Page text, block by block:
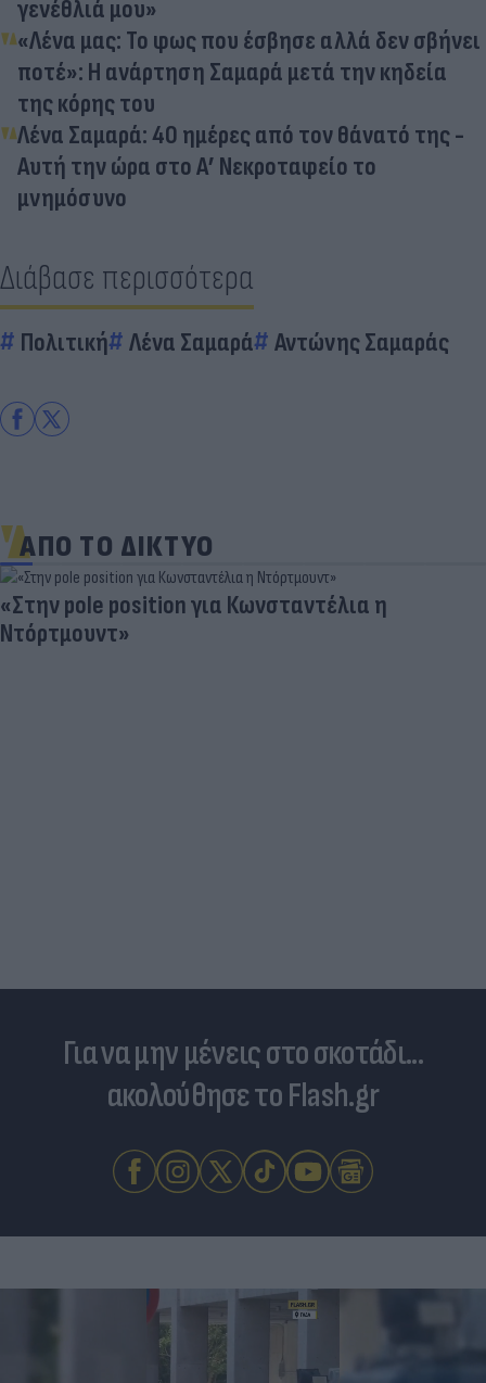
γενέθλιά μου»
«Λένα μας: Το φως που έσβησε αλλά δεν σβήνει
ποτέ»: Η ανάρτηση Σαμαρά μετά την κηδεία
της κόρης του
Λένα Σαμαρά: 40 ημέρες από τον θάνατό της -
Αυτή την ώρα στο Α’ Νεκροταφείο το
μνημόσυνο
Διάβασε περισσότερα
Πολιτική Λένα Σαμαρά Αντώνης Σαμαράς
ΑΠΟ ΤΟ ΔΙΚΤΥΟ
Για να μην μένεις στο σκοτάδι...
ακολούθησε το Flash.gr